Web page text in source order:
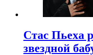
Стас Пьеха
звездной